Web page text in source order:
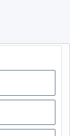
CH (FR)
PL